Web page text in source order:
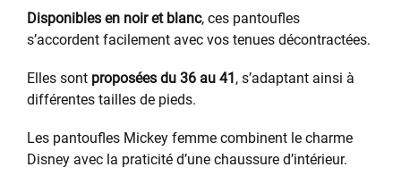
Disponibles en noir et blanc, ces pantoufles
s’accordent facilement avec vos tenues décontractées.
Elles sont proposées du 36 au 41 , s’adaptant ainsi à
différentes tailles de pieds.
Les pantoufles Mickey femme combinent le charme
Disney avec la praticité d’une chaussure d’intérieur.